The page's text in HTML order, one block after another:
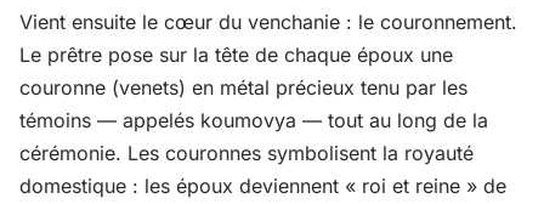
Vient ensuite le cœur du venchanie : le couronnement.
Le prêtre pose sur la tête de chaque époux une
couronne (venets) en métal précieux tenu par les
témoins — appelés koumovya — tout au long de la
cérémonie. Les couronnes symbolisent la royauté
domestique : les époux deviennent « roi et reine » de